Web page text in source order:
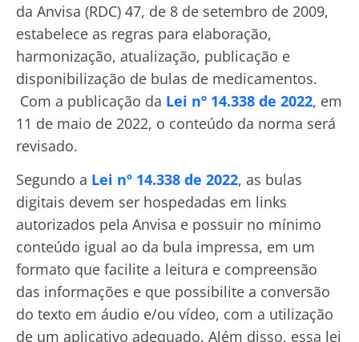
da Anvisa (RDC) 47, de 8 de setembro de 2009,
estabelece as regras para elaboração,
harmonização, atualização, publicação e
disponibilização de bulas de medicamentos.
Com a publicação da Lei nº 14.338 de 2022, em
11 de maio de 2022, o conteúdo da norma será
revisado.
Segundo a Lei nº 14.338 de 2022, as bulas
digitais devem ser hospedadas em links
autorizados pela Anvisa e possuir no mínimo
conteúdo igual ao da bula impressa, em um
formato que facilite a leitura e compreensão
das informações e que possibilite a conversão
do texto em áudio e/ou vídeo, com a utilização
de um aplicativo adequado. Além disso, essa lei